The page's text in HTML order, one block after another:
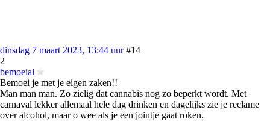
dinsdag 7 maart 2023, 13:44 uur #14
2
bemoeial
Bemoei je met je eigen zaken!!
Man man man. Zo zielig dat cannabis nog zo beperkt wordt. Met
carnaval lekker allemaal hele dag drinken en dagelijks zie je reclame
over alcohol, maar o wee als je een jointje gaat roken.